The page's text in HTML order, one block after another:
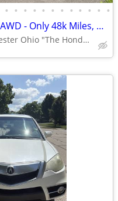
• • • • • • • • • • • •
2018 Acura RDX Tech AWD - Only 48k Miles, Moonroof, Leather, Navi!!
West Chester Ohio "The Honda Specialist"